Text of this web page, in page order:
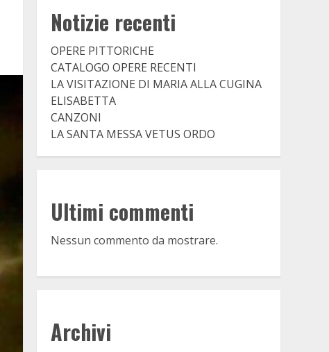
Notizie recenti
OPERE PITTORICHE
CATALOGO OPERE RECENTI
LA VISITAZIONE DI MARIA ALLA CUGINA
ELISABETTA
CANZONI
LA SANTA MESSA VETUS ORDO
Ultimi commenti
Nessun commento da mostrare.
Archivi